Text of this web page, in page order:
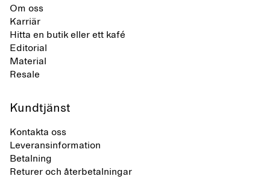
Om oss
Karriär
Hitta en butik eller ett kafé
Editorial
Material
Resale
Kundtjänst
Kontakta oss
Leveransinformation
Betalning
Returer och återbetalningar